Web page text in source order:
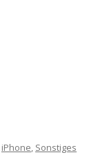
iPhone, Sonstiges